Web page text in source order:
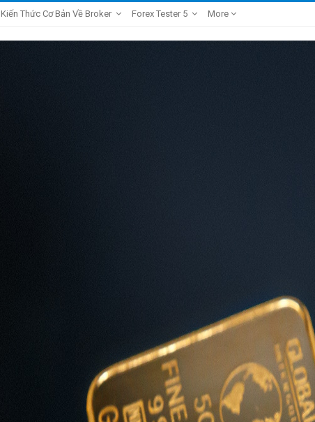
Kiến Thức Cơ Bản Về Broker Forex Tester 5 More